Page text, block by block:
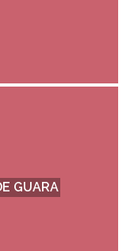
GUARA